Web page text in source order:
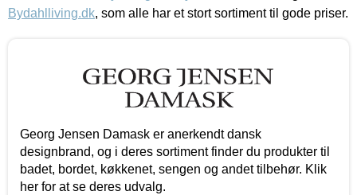
Bydahlliving.dk, som alle har et stort sortiment til gode priser.
Georg Jensen Damask er anerkendt dansk
designbrand, og i deres sortiment finder du produkter til
badet, bordet, køkkenet, sengen og andet tilbehør. Klik
her for at se deres udvalg.